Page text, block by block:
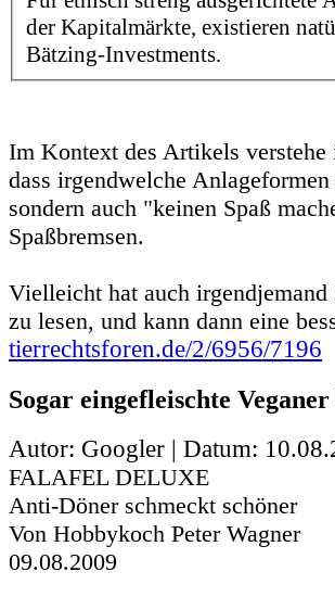
der Kapitalmärkte, existieren
Bätzing-Investments.
Im Kontext des Artikels
dass irgendwelche
sondern auch "keinen Spaß
Spaßbremsen.
Vielleicht hat auch
zu lesen, und kann dann eine
tierrechtsforen.de/2/6956/7196
Sogar eingefleischte
Autor: Googler | Datum:
FALAFEL DELUXE
Anti-Döner schmeckt schöner
Von Hobbykoch Peter Wagner
09.08.2009